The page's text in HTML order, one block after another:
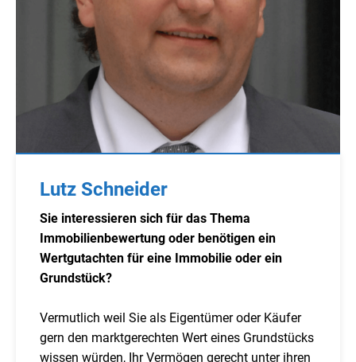
Lutz Schneider
Sie interessieren sich für das Thema
Immobilienbewertung oder benötigen ein
Wertgutachten für eine Immobilie oder ein
Grundstück?
Vermutlich weil Sie als Eigentümer oder Käufer
gern den marktgerechten Wert eines Grundstücks
wissen würden, Ihr Vermögen gerecht unter ihren